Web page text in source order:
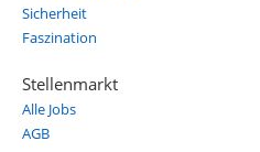
Sicherheit
Faszination
Stellenmarkt
Alle Jobs
AGB